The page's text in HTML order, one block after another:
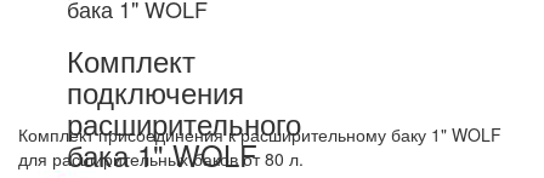
бака 1" WOLF
Комплект
подключения
расширительного
бака 1" WOLF
Комплект присоединения к расширительному баку 1" WOLF
для расширительных баков от 80 л.